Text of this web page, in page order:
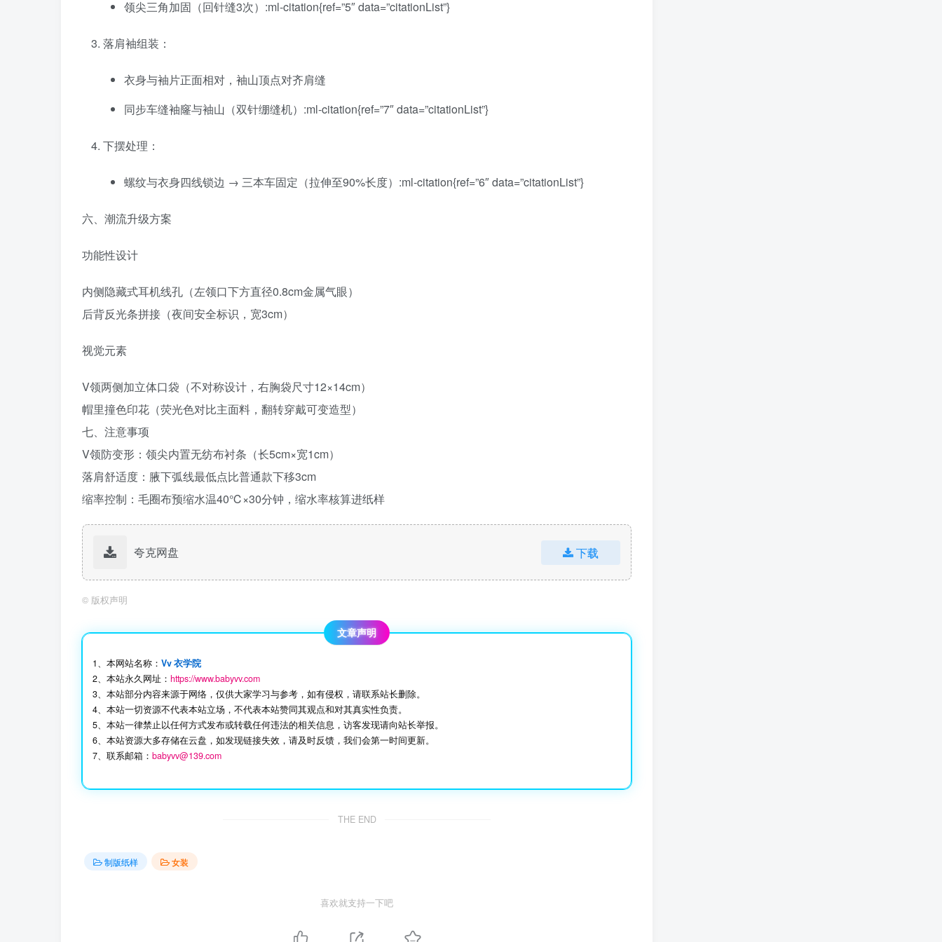
领尖三角加固（回针缝3次）:ml-citation{ref=”5″ data=”citationList”}
落肩袖组装：
衣身与袖片正面相对，袖山顶点对齐肩缝
同步车缝袖窿与袖山（双针绷缝机）:ml-citation{ref=”7″ data=”citationList”}
下摆处理：
螺纹与衣身四线锁边 → 三本车固定（拉伸至90%长度）:ml-citation{ref=”6″ data=”citationList”}
六、潮流升级方案
功能性设计‌
内侧隐藏式耳机线孔（左领口下方直径0.8cm金属气眼）
后背反光条拼接（夜间安全标识，宽3cm）
视觉元素‌
V领两侧加立体口袋（不对称设计，右胸袋尺寸12×14cm）
帽里撞色印花（荧光色对比主面料，翻转穿戴可变造型）
七、注意事项
V领防变形‌：领尖内置无纺布衬条（长5cm×宽1cm）
落肩舒适度‌：腋下弧线最低点比普通款下移3cm
缩率控制‌：毛圈布预缩水温40℃×30分钟，缩水率核算进纸样
夸克网盘 下载
© 版权声明
文章声明
1、本网站名称： Vv 衣学院
2、本站永久网址： https://www.babyvv.com
3、本站部分内容来源于网络，仅供大家学习与参考，如有侵权，请联系站长删除。
4、本站一切资源不代表本站立场，不代表本站赞同其观点和对其真实性负责。
5、本站一律禁止以任何方式发布或转载任何违法的相关信息，访客发现请向站长举报。
6、本站资源大多存储在云盘，如发现链接失效，请及时反馈，我们会第一时间更新。
7、联系邮箱： babyvv@139.com
THE END
制版纸样 女装
喜欢就支持一下吧